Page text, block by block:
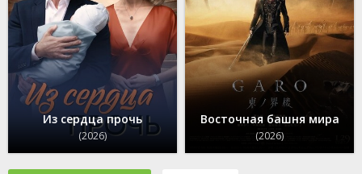
Из сердца прочь
(2026)
Восточная башня мира
(2026)